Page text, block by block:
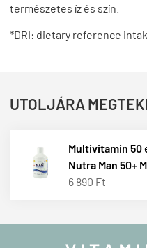
természetes íz és szín.
*DRI: dietary reference
UTOLJÁRA
Multivitamin 50
Nutra Man 50+
6 890 Ft